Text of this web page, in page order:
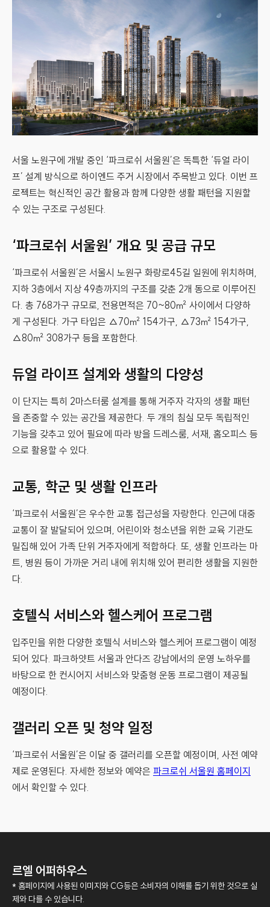
서울 노원구에 개발 중인 ‘파크로쉬 서울원’은 독특한 ‘듀얼 라이
프’ 설계 방식으로 하이엔드 주거 시장에서 주목받고 있다. 이번 프
로젝트는 혁신적인 공간 활용과 함께 다양한 생활 패턴을 지원할
수 있는 구조로 구성된다.
‘파크로쉬 서울원’ 개요 및 공급 규모
‘파크로쉬 서울원’은 서울시 노원구 화랑로45길 일원에 위치하며,
지하 3층에서 지상 49층까지의 구조를 갖춘 2개 동으로 이루어진
다. 총 768가구 규모로, 전용면적은 70~80㎡ 사이에서 다양하
게 구성된다. 가구 타입은 △70㎡ 154가구, △73㎡ 154가구,
△80㎡ 308가구 등을 포함한다.
듀얼 라이프 설계와 생활의 다양성
이 단지는 특히 2마스터룸 설계를 통해 거주자 각자의 생활 패턴
을 존중할 수 있는 공간을 제공한다. 두 개의 침실 모두 독립적인
기능을 갖추고 있어 필요에 따라 방을 드레스룸, 서재, 홈오피스 등
으로 활용할 수 있다.
교통, 학군 및 생활 인프라
‘파크로쉬 서울원’은 우수한 교통 접근성을 자랑한다. 인근에 대중
교통이 잘 발달되어 있으며, 어린이와 청소년을 위한 교육 기관도
밀집해 있어 가족 단위 거주자에게 적합하다. 또, 생활 인프라는 마
트, 병원 등이 가까운 거리 내에 위치해 있어 편리한 생활을 지원한
다.
호텔식 서비스와 헬스케어 프로그램
입주민을 위한 다양한 호텔식 서비스와 헬스케어 프로그램이 예정
되어 있다. 파크하얏트 서울과 안다즈 강남에서의 운영 노하우를
바탕으로 한 컨시어지 서비스와 맞춤형 운동 프로그램이 제공될
예정이다.
갤러리 오픈 및 청약 일정
‘파크로쉬 서울원’은 이달 중 갤러리를 오픈할 예정이며, 사전 예약
제로 운영된다. 자세한 정보와 예약은 파크로쉬 서울원 홈페이지
에서 확인할 수 있다.
르엘 어퍼하우스
* 홈페이지에 사용된 이미지와 CG등은 소비자의 이해를 돕기 위한 것으로 실
제와 다를 수 있습니다.